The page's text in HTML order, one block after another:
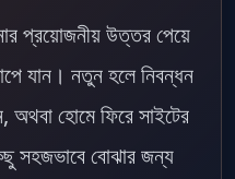
প্রয়োজনীয় উত্তর পেয়ে
যান। নতুন হলে নিবন্ধন
হোমে ফিরে সাইটের
সহজভাবে বোঝার জন্য